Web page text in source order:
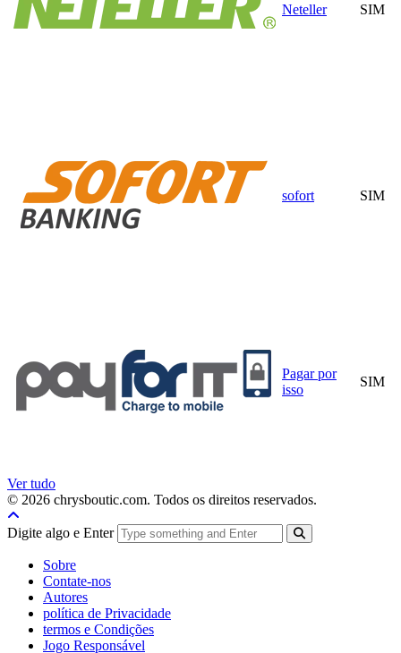
Neteller SIM
sofort SIM
Pagar por
isso
SIM
Ver tudo
© 2026 chrysboutic.com. Todos os direitos reservados.
Digite algo e Enter
Sobre
Contate-nos
Autores
política de Privacidade
termos e Condições
Jogo Responsável